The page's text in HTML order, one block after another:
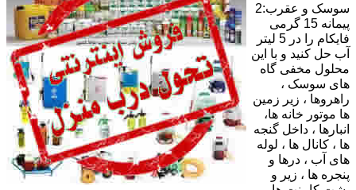
سوسک و عقرب:2
پیمانه 15 گرمی
فایکام را در 5 لیتر
آب حل کنید و با این
محلول مخفی گاه
های سوسک ،
راهروها ، زیر زمین
ها موتور خانه ها،
انبارها ، داخل گنجه
ها ، کانال ها ، لوله
های آب ، درها و
پنجره ها ، زیر و